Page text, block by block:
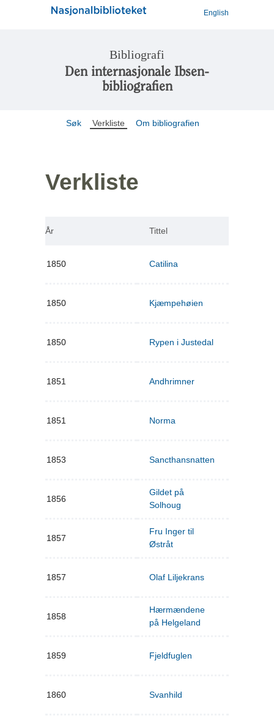
English
Bibliografi
Den internasjonale Ibsen-
bibliografien
Søk Verkliste Om bibliografien
Verkliste
År Tittel
1850 Catilina
1850 Kjæmpehøien
1850 Rypen i Justedal
1851 Andhrimner
1851 Norma
1853 Sancthansnatten
1856
Gildet på
Solhoug
1857
Fru Inger til
Østråt
1857 Olaf Liljekrans
1858
Hærmændene
på Helgeland
1859 Fjeldfuglen
1860 Svanhild